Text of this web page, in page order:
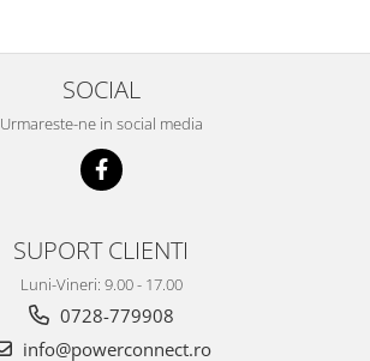
SOCIAL
Urmareste-ne in social media
SUPORT CLIENTI
Luni-Vineri: 9.00 - 17.00
0728-779908
info@powerconnect.ro